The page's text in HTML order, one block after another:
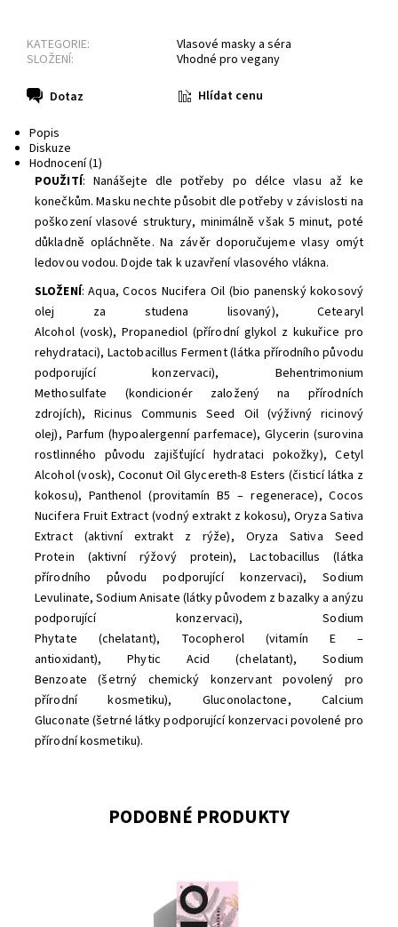
KATEGORIE:
Vlasové masky a séra
SLOŽENÍ:
Vhodné pro vegany
Dotaz Hlídat cenu
Popis
Diskuze
Hodnocení (1)
POUŽITÍ: Nanášejte dle potřeby po délce vlasu až ke
konečkům. Masku nechte působit dle potřeby v závislosti na
poškození vlasové struktury, minimálně však 5 minut, poté
důkladně opláchněte. Na závěr doporučujeme vlasy omýt
ledovou vodou. Dojde tak k uzavření vlasového vlákna.
SLOŽENÍ: Aqua, Cocos Nucifera Oil (bio panenský kokosový
olej za studena lisovaný), Cetearyl
Alcohol (vosk), Propanediol (přírodní glykol z kukuřice pro
rehydrataci), Lactobacillus Ferment (látka přírodního původu
podporující konzervaci), Behentrimonium
Methosulfate (kondicionér založený na přírodních
zdrojích), Ricinus Communis Seed Oil (výživný ricinový
olej), Parfum (hypoalergenní parfemace), Glycerin (surovina
rostlinného původu zajišťující hydrataci pokožky), Cetyl
Alcohol (vosk), Coconut Oil Glycereth-8 Esters (čisticí látka z
kokosu), Panthenol (provitamín B5 – regenerace), Cocos
Nucifera Fruit Extract (vodný extrakt z kokosu), Oryza Sativa
Extract (aktivní extrakt z rýže), Oryza Sativa Seed
Protein (aktivní rýžový protein), Lactobacillus (látka
přírodního původu podporující konzervaci), Sodium
Levulinate, Sodium Anisate (látky původem z bazalky a anýzu
podporující konzervaci), Sodium
Phytate (chelatant), Tocopherol (vitamín E –
antioxidant), Phytic Acid (chelatant), Sodium
Benzoate (šetrný chemický konzervant povolený pro
přírodní kosmetiku), Gluconolactone, Calcium
Gluconate (šetrné látky podporující konzervaci povolené pro
přírodní kosmetiku).
PODOBNÉ PRODUKTY